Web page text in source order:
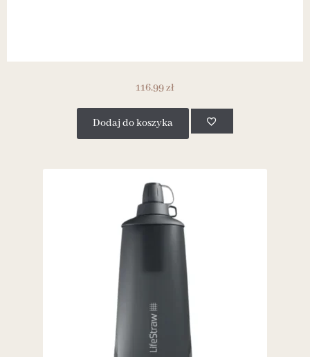
116.99zł
Dodaj do koszyka